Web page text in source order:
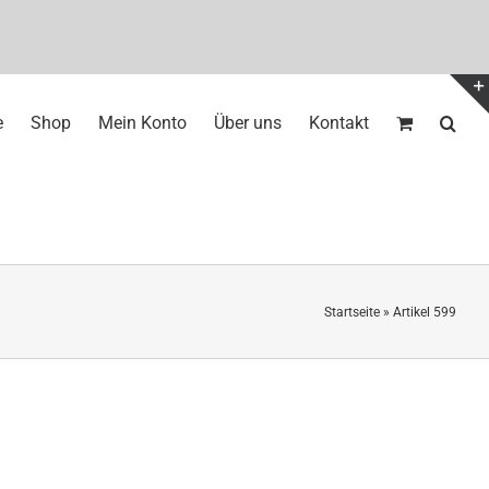
Shop Mein Konto Über uns Kontakt
Startseite » Artikel 599